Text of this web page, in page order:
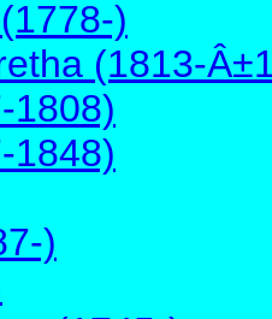
)
(1813-
1808)
1848)
)